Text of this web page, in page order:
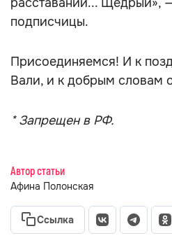
подписчицы.
Присоединяемся! И к
Вали, и к добрым словам
* Запрещен в РФ.
Автор статьи
Афина Полонская
Ссылка